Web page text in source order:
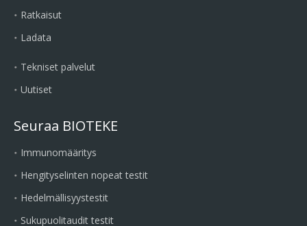
Ratkaisut
Ladata
Tekniset palvelut
Uutiset
Seuraa BIOTEKE
Immunomääritys
Hengityselinten nopeat testit
Hedelmällisyystestit
Sukupuolitaudit testit